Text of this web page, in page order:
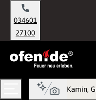
springen
034601
27100